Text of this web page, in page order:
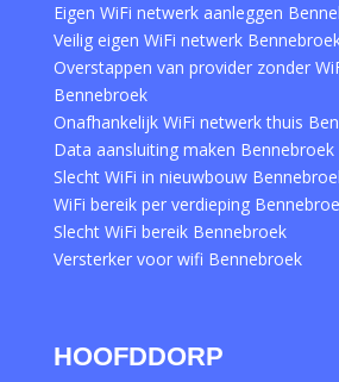
Eigen WiFi netwerk aanleggen
Veilig eigen WiFi netwerk
Overstappen van provider zonder
Bennebroek
Onafhankelijk WiFi netwerk thuis
Data aansluiting maken Bennebroek
Slecht WiFi in nieuwbouw
WiFi bereik per verdieping
Slecht WiFi bereik Bennebroek
Versterker voor wifi Bennebroek
HOOFDDORP